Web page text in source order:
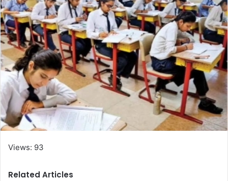
Views: 93
Related Articles